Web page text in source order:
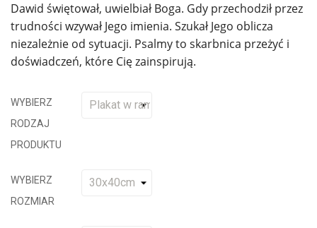
Dawid świętował, uwielbiał Boga. Gdy przechodził przez
trudności wzywał Jego imienia. Szukał Jego oblicza
niezależnie od sytuacji. Psalmy to skarbnica przeżyć i
doświadczeń, które Cię zainspirują.
WYBIERZ
RODZAJ
PRODUKTU
WYBIERZ
ROZMIAR